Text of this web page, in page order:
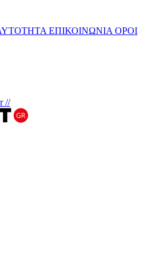
ΕΠΙΚΟΙΝΩΝΙΑ ΟΡΟΙ
//